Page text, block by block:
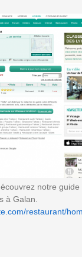
notre
à Galan.
restaurant/